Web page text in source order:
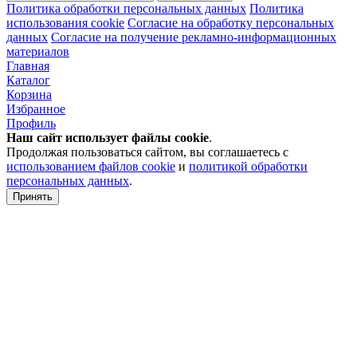
Политика обработки персональных данных Политика
использования cookie Согласие на обработку персональных
данных Согласие на получение рекламно-информационных
материалов
Главная
Каталог
Корзина
Избранное
Профиль
Наш сайт использует файлы cookie.
Продолжая пользоваться сайтом, вы соглашаетесь с
использованием файлов cookie и политикой обработки
персональных данных.
Принять